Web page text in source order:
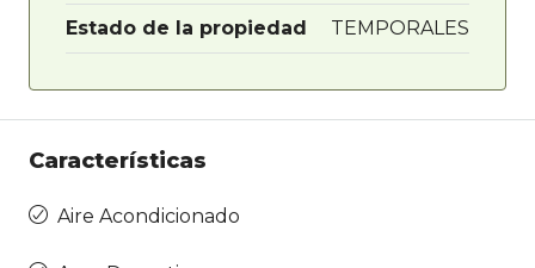
Estado de la propiedad TEMPORALES
Características
Aire Acondicionado